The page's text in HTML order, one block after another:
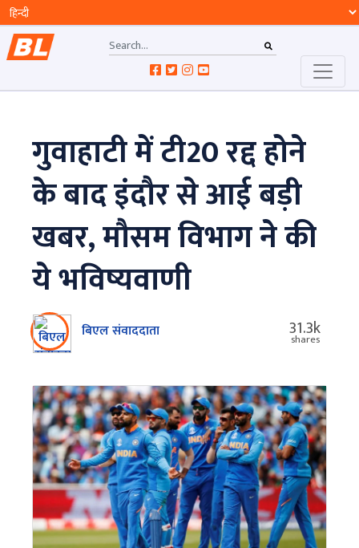
गुवाहाटी में टी20 रद्द होने
के बाद इंदौर से आई बड़ी
खबर, मौसम विभाग ने की
ये भविष्यवाणी
बिएल संवाददाता 31.3k
shares